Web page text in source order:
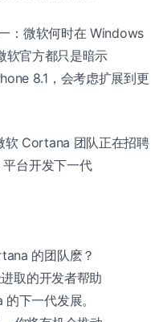
：微软何时在 Windows
官方都只是暗示
8.1，会考虑扩展到更
软 Cortana 团队正在招聘
台开发下一代
的团队麽？
取的开发者帮助
下一代发展。